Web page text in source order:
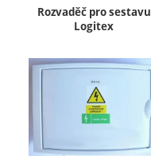
Rozvaděč pro sestavu
Logitex